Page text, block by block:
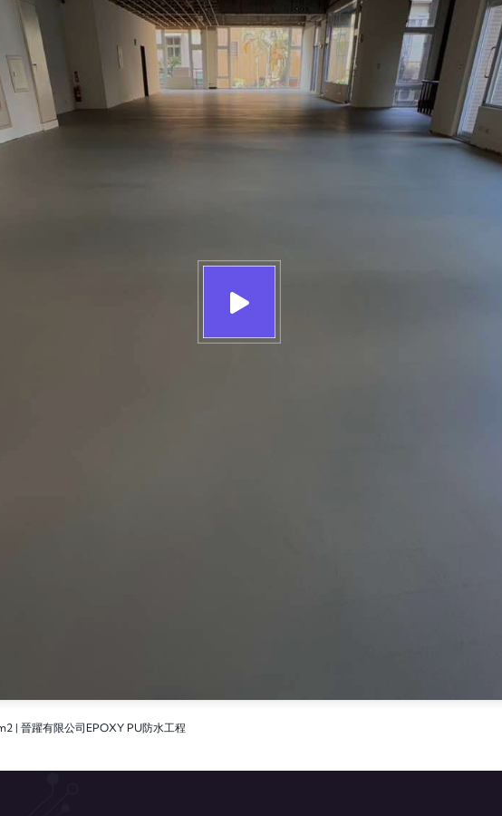
| 晉躍有限公司EPOXY PU防水工程